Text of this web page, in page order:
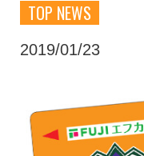
スクール
トップチーム
TOP NEWS
2019/01/23